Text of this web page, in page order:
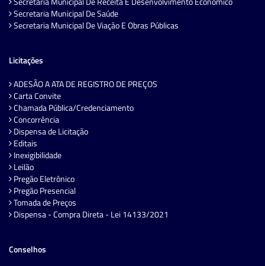
Secretaria Municipal De Saúde
Secretaria Municipal De Viação E Obras Públicas
Licitações
ADESÃO A ATA DE REGISTRO DE PREÇOS
Carta Convite
Chamada Pública/Credenciamento
Concorrência
Dispensa de Licitação
Editais
Inexigibilidade
Leilão
Pregão Eletrônico
Pregão Presencial
Tomada de Preços
Dispensa - Compra Direta - Lei 14133/2021
Conselhos